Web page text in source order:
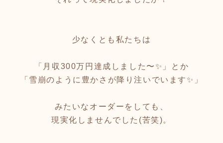
少なくとも私たちは
「月収300万円達成しました〜✨」とか
「雪崩のように豊かさが降り注いでいます✨」
みたいなオーダーをしても、
現実化しませんでした(苦笑)。